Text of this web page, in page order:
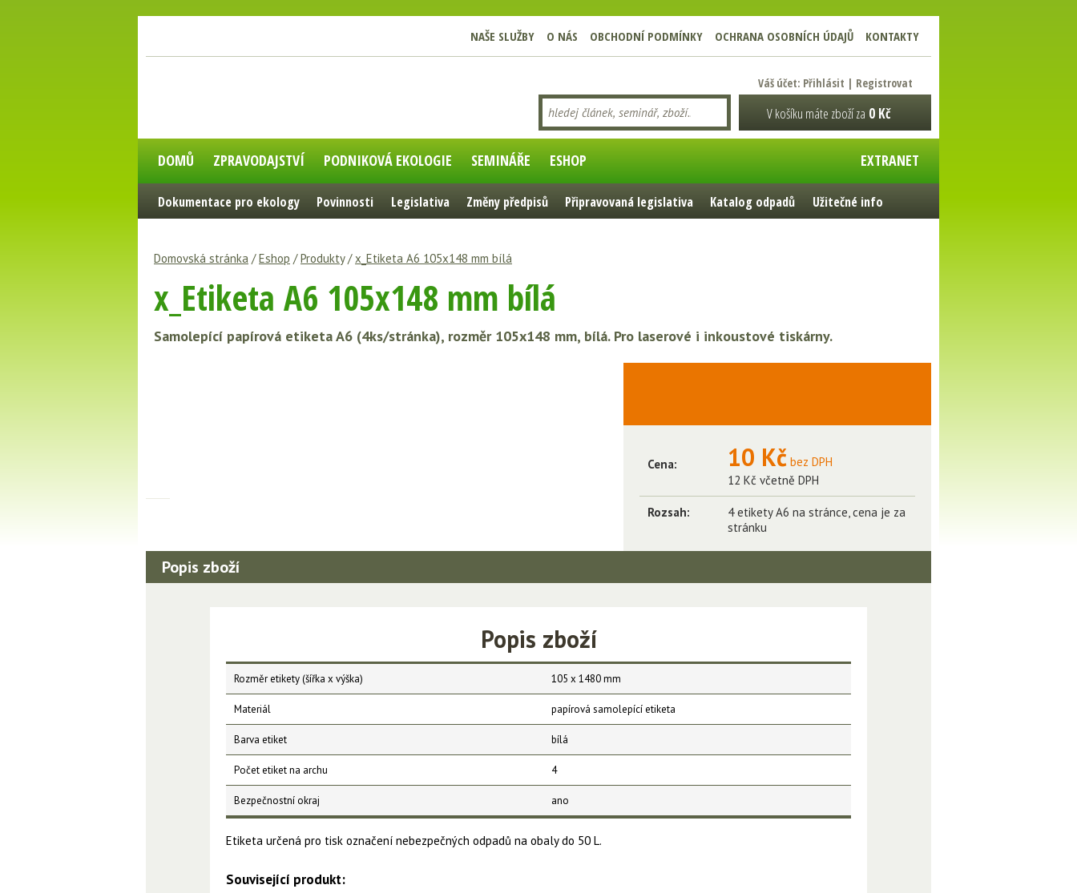
NAŠE SLUŽBY O NÁS OBCHODNÍ PODMÍNKY OCHRANA OSOBNÍCH ÚDAJŮ KONTAKTY
Váš účet: Přihlásit | Registrovat
V košíku máte zboží za 0 Kč
DOMŮ ZPRAVODAJSTVÍ PODNIKOVÁ EKOLOGIE SEMINÁŘE ESHOP EXTRANET
Dokumentace pro ekology Povinnosti Legislativa Změny předpisů Připravovaná legislativa Katalog odpadů Užitečné info
Domovská stránka /Eshop /Produkty/x_Etiketa A6 105x148 mm bílá
x_Etiketa A6 105x148 mm bílá
Samolepící papírová etiketa A6 (4ks/stránka), rozměr 105x148 mm, bílá. Pro laserové i inkoustové tiskárny.
Cena: 10 Kč bez DPH
12 Kč včetně DPH
Rozsah:
4 etikety A6 na stránce, cena je za
stránku
Popis zboží
Popis zboží
Rozměr etikety (šířka x výška) 105 x 1480 mm
Materiál papírová samolepící etiketa
Barva etiket bílá
Počet etiket na archu 4
Bezpečnostní okraj ano
Etiketa určená pro tisk označení nebezpečných odpadů na obaly do 50 L.
Související produkt: